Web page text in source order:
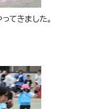
てきました。